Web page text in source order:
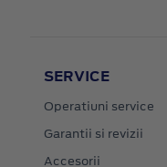
SERVICE
Operatiuni service
Garantii si revizii
Accesorii